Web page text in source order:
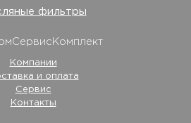
фильтры
Компании
и оплата
Сервис
Контакты